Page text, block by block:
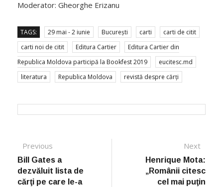
Moderator: Gheorghe Erizanu
TAGS: 29 mai - 2 iunie București carti
carti de citit
carti noi de citit
Editura Cartier
Editura Cartier din
Republica Moldova participă la Bookfest 2019
eucitesc.md
literatura
Republica Moldova revistă despre cărți
Post navigation
Previous
Bill Gates a
dezvăluit lista de
cărţi pe care le-a
Next
Henrique Mota:
„Românii citesc
cel mai puţin